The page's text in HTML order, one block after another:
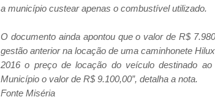
a município custear apenas o combustível utilizado.
O documento ainda apontou que o valor de R$
gestão anterior na locação de uma caminhonete
2016 o preço de locação do veículo destinado
Município o valor de R$ 9.100,00”, detalha a nota.
Fonte Miséria